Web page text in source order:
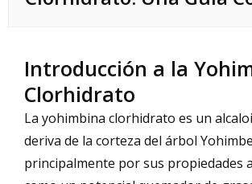
Introducción a la
Clorhidrato
La yohimbina clorhidrato es un
deriva de la corteza del árbol
principalmente por sus propiedades